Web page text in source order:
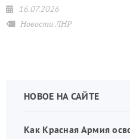
16.07.2026
Новости ЛНР
НОВОЕ НА САЙТЕ
Как Красная Армия